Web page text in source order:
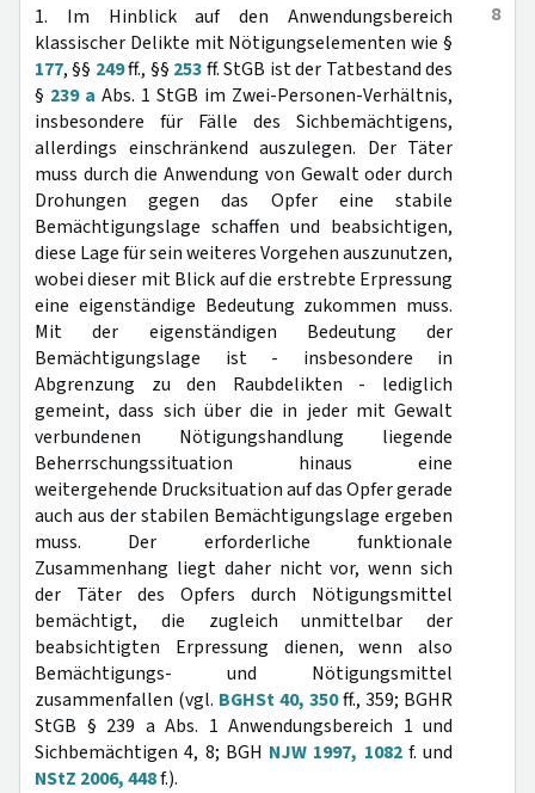
8
1. Im Hinblick auf den Anwendungsbereich
klassischer Delikte mit Nötigungselementen wie §
177, §§ 249ff., §§ 253ff. StGB ist der Tatbestand des
§ 239 a Abs. 1 StGB im Zwei-Personen-Verhältnis,
insbesondere für Fälle des Sichbemächtigens,
allerdings einschränkend auszulegen. Der Täter
muss durch die Anwendung von Gewalt oder durch
Drohungen gegen das Opfer eine stabile
Bemächtigungslage schaffen und beabsichtigen,
diese Lage für sein weiteres Vorgehen auszunutzen,
wobei dieser mit Blick auf die erstrebte Erpressung
eine eigenständige Bedeutung zukommen muss.
Mit der eigenständigen Bedeutung der
Bemächtigungslage ist - insbesondere in
Abgrenzung zu den Raubdelikten - lediglich
gemeint, dass sich über die in jeder mit Gewalt
verbundenen Nötigungshandlung liegende
Beherrschungssituation hinaus eine
weitergehende Drucksituation auf das Opfer gerade
auch aus der stabilen Bemächtigungslage ergeben
muss. Der erforderliche funktionale
Zusammenhang liegt daher nicht vor, wenn sich
der Täter des Opfers durch Nötigungsmittel
bemächtigt, die zugleich unmittelbar der
beabsichtigten Erpressung dienen, wenn also
Bemächtigungs- und Nötigungsmittel
zusammenfallen (vgl. BGHSt 40, 350ff., 359; BGHR
StGB § 239 a Abs. 1 Anwendungsbereich 1 und
Sichbemächtigen 4, 8; BGH NJW 1997, 1082f. und
NStZ 2006, 448f.).